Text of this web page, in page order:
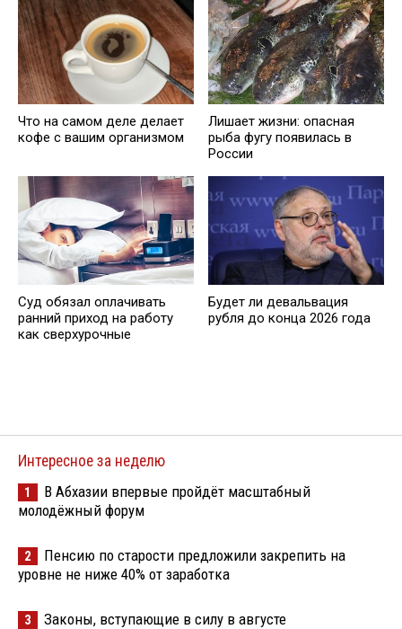
Что на самом деле делает
кофе с вашим организмом
Лишает жизни: опасная
рыба фугу появилась в
России
Суд обязал оплачивать
ранний приход на работу
как сверхурочные
Будет ли девальвация
рубля до конца 2026 года
Интересное за неделю
1
В Абхазии впервые пройдёт масштабный
молодёжный форум
2
Пенсию по старости предложили закрепить на
уровне не ниже 40% от заработка
3 Законы, вступающие в силу в августе